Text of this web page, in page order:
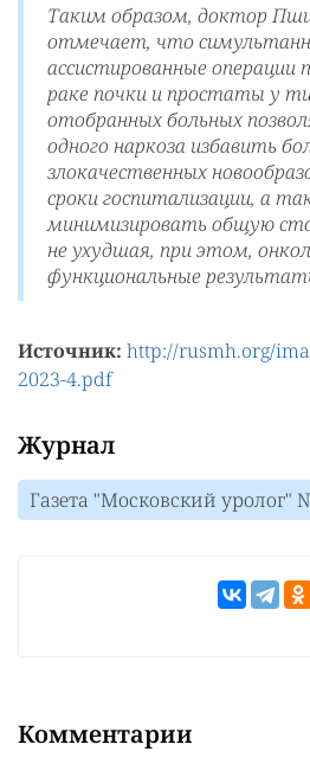
Таким образом, доктор
отмечает, что
ассистированные операции
раке почки и простаты у
отобранных больных
одного наркоза избавить
злокачественных
сроки госпитализации, а
минимизировать общую
не ухудшая, при этом,
функциональные
Источник: http://rusmh.org/
2023-4.pdf
Журнал
Газета "Московский уролог"
Комментарии